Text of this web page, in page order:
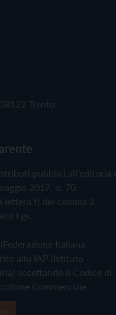
Trento
pubblici all'editoria
2017, n. 70.
lettera f) del comma 2
Lgs.
Italiana
allo IAP (Istituto
accettando il Codice di
Commerciale